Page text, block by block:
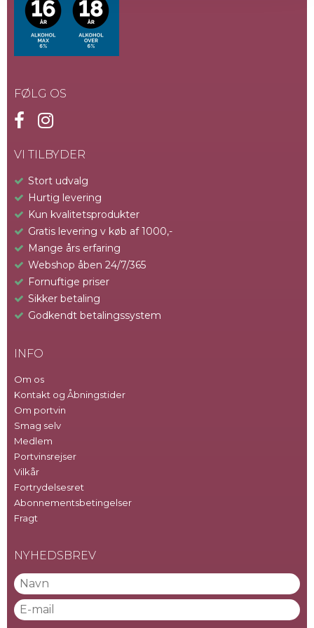
FØLG OS
VI TILBYDER
Stort udvalg
Hurtig levering
Kun kvalitetsprodukter
Gratis levering v køb af 1000,-
Mange års erfaring
Webshop åben 24/7/365
Fornuftige priser
Sikker betaling
Godkendt betalingssystem
INFO
Om os
Kontakt og Åbningstider
Om portvin
Smag selv
Medlem
Portvinsrejser
Vilkår
Fortrydelsesret
Abonnementsbetingelser
Fragt
NYHEDSBREV